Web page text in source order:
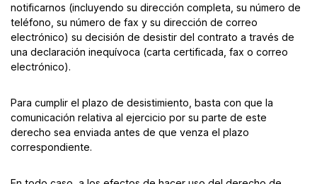
notificarnos (incluyendo su dirección completa, su número de
teléfono, su número de fax y su dirección de correo
electrónico) su decisión de desistir del contrato a través de
una declaración inequívoca (carta certificada, fax o correo
electrónico).
Para cumplir el plazo de desistimiento, basta con que la
comunicación relativa al ejercicio por su parte de este
derecho sea enviada antes de que venza el plazo
correspondiente.